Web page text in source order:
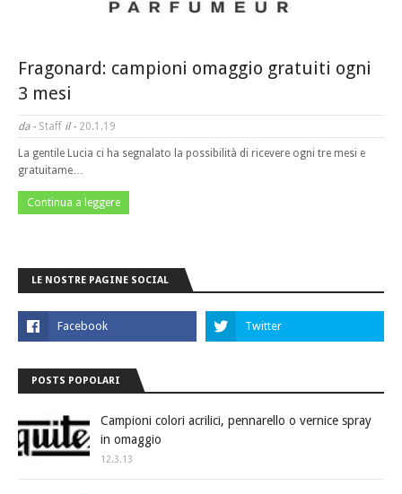
Fragonard: campioni omaggio gratuiti ogni
3 mesi
da - Staff il - 20.1.19
La gentile Lucia ci ha segnalato la possibilità di ricevere ogni tre mesi e
gratuitame…
Continua a leggere
LE NOSTRE PAGINE SOCIAL
POSTS POPOLARI
Campioni colori acrilici, pennarello o vernice spray
in omaggio
12.3.13